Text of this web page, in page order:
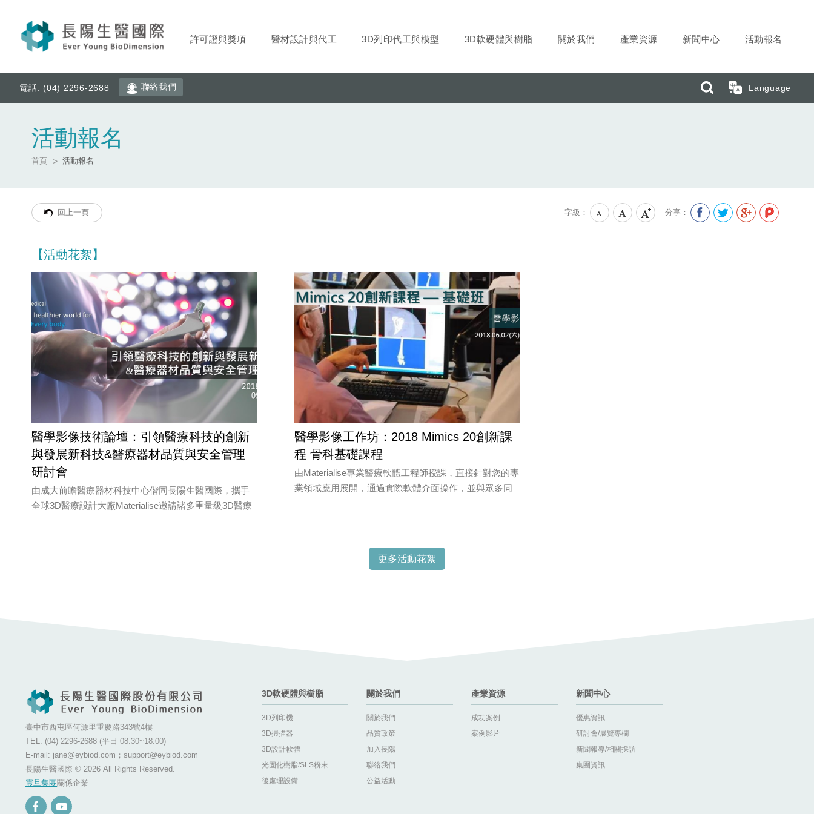
許可證與獎項 醫材設計與代工 3D列印代工與模型 3D軟硬體與樹脂 關於我們 產業資源 新聞中心 活動報名
電話: (04) 2296-2688 聯絡我們 搜尋 Language
活動報名
首頁 活動報名
回上一頁 字級： 分享：
【活動花絮】
醫學影像技術論壇：引領醫療科技的創新
與發展新科技&醫療器材品質與安全管理
研討會
由成大前瞻醫療器材科技中心偕同長陽生醫國際，攜手
全球3D醫療設計大廠Materialise邀請諸多重量級3D醫療
醫學影像工作坊：2018 Mimics 20創新課
程 骨科基礎課程
由Materialise專業醫療軟體工程師授課，直接針對您的專
業領域應用展開，通過實際軟體介面操作，並與眾多同
更多活動花絮
臺中市西屯區何源里重慶路343號4樓
TEL: (04) 2296-2688 (平日 08:30~18:00)
E-mail: jane@eybiod.com；support@eybiod.com
長陽生醫國際 © 2026 All Rights Reserved.
震旦集團 關係企業
3D軟硬體與樹脂
3D列印機
3D掃描器
3D設計軟體
光固化樹脂/SLS粉末
後處理設備
關於我們
關於我們
品質政策
加入長陽
聯絡我們
公益活動
產業資源
成功案例
案例影片
新聞中心
優惠資訊
研討會/展覽專欄
新聞報導/相關採訪
集團資訊